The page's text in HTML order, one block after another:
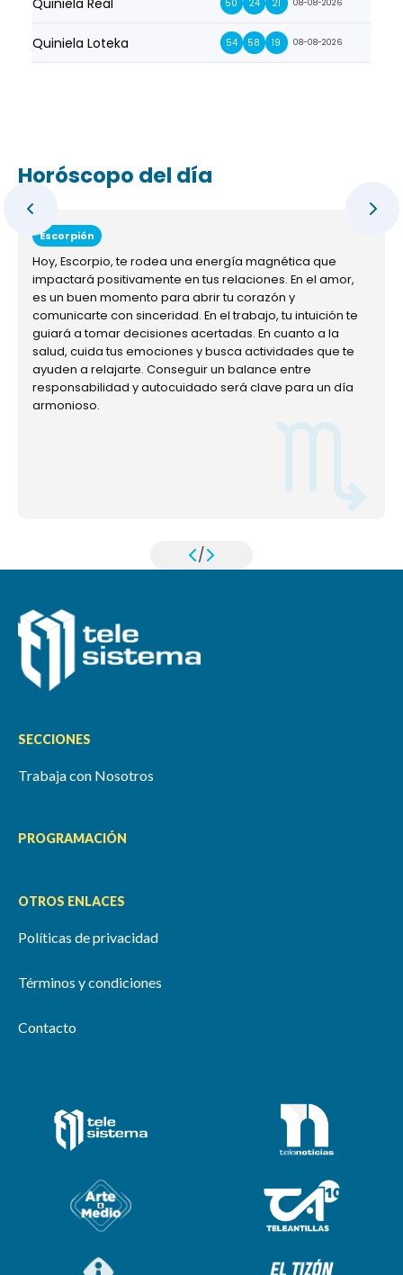
50 24 21 08-08-2026
Quiniela Loteka 54 58 19 08-08-2026
Horóscopo del día
Escorpión
Hoy, Escorpio, te rodea una energía magnética que
impactará positivamente en tus relaciones. En el amor,
es un buen momento para abrir tu corazón y
comunicarte con sinceridad. En el trabajo, tu intuición te
guiará a tomar decisiones acertadas. En cuanto a la
salud, cuida tus emociones y busca actividades que te
ayuden a relajarte. Conseguir un balance entre
responsabilidad y autocuidado será clave para un día
armonioso.
/
SECCIONES
Trabaja con Nosotros
PROGRAMACIÓN
OTROS ENLACES
Políticas de privacidad
Términos y condiciones
Contacto